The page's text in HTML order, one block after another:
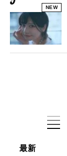
NEW
最新